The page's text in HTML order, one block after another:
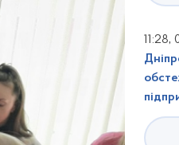
11:28,